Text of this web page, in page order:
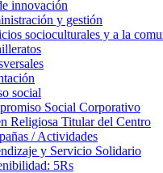
innovación
y gestión
socioculturales y a la
social
Social Corporativo
Religiosa Titular del Centro
/ Actividades
y Servicio Solidario
5Rs